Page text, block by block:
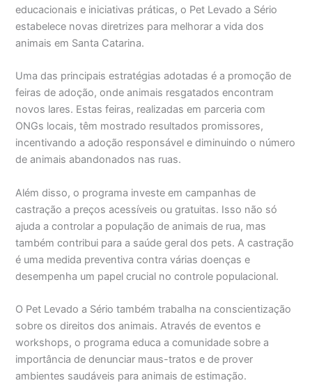
educacionais e iniciativas práticas, o Pet Levado a Sério
estabelece novas diretrizes para melhorar a vida dos
animais em Santa Catarina.
Uma das principais estratégias adotadas é a promoção de
feiras de adoção, onde animais resgatados encontram
novos lares. Estas feiras, realizadas em parceria com
ONGs locais, têm mostrado resultados promissores,
incentivando a adoção responsável e diminuindo o número
de animais abandonados nas ruas.
Além disso, o programa investe em campanhas de
castração a preços acessíveis ou gratuitas. Isso não só
ajuda a controlar a população de animais de rua, mas
também contribui para a saúde geral dos pets. A castração
é uma medida preventiva contra várias doenças e
desempenha um papel crucial no controle populacional.
O Pet Levado a Sério também trabalha na conscientização
sobre os direitos dos animais. Através de eventos e
workshops, o programa educa a comunidade sobre a
importância de denunciar maus-tratos e de prover
ambientes saudáveis para animais de estimação.